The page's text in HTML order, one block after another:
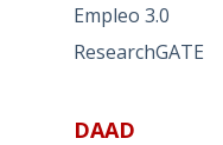
Empleo 3.0
ResearchGATE
DAAD